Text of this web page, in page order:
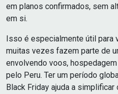
em planos confirmados, sem
em si.
Isso é especialmente útil para
muitas vezes fazem parte de
envolvendo voos,
pelo Peru. Ter um período
Black Friday ajuda a